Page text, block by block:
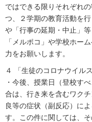
ではできる限りそれぞれ
つ、２学期の教育活動を
や「行事の延期・中止」
「メルポコ」や学校ホー
力をお願いします。
４ 「生徒のコロナウイル
・今後、授業日（登校す
合は、行き来を含むワク
良等の症状（副反応）に
す。この件に関しては、